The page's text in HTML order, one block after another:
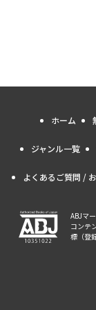
ホーム
ジャンル一覧
よくあるご質問 /
ABJマ
コンテ
標（登